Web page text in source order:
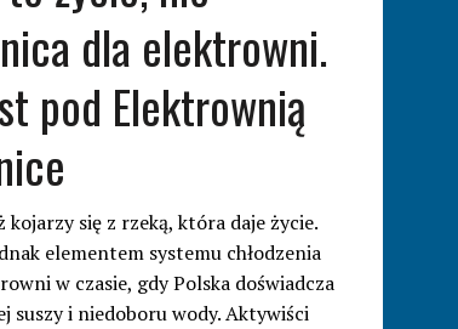
dla elektrowni.
pod Elektrownią
kojarzy się z rzeką, która daje życie.
elementem systemu chłodzenia
w czasie, gdy Polska doświadcza
suszy i niedoboru wody. Aktywiści